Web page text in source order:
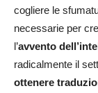
cogliere le
necessarie per
l’avvento
radicalmente il
ottenere